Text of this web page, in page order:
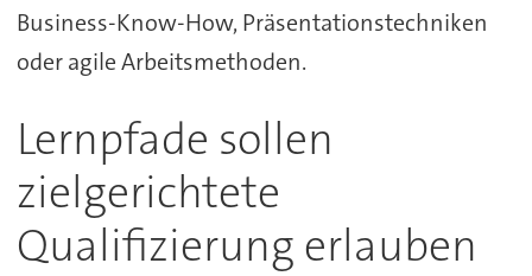
Business-Know-How, Präsentationstechniken
oder agile Arbeitsmethoden.
Lernpfade sollen
zielgerichtete
Qualifizierung erlauben